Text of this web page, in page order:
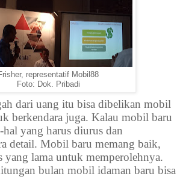
representatif Mobil88
Foto: Dok. Pribadi
dari uang itu bisa dibelikan mobil
berkendara juga. Kalau mobil baru
yang harus diurus dan
detail. Mobil baru memang baik,
yang lama untuk memperolehnya.
bulan mobil idaman baru bisa